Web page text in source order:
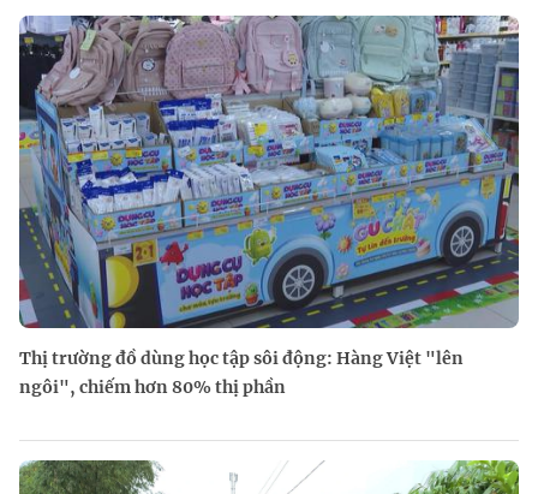
Thị trường đồ dùng học tập sôi động: Hàng Việt "lên
ngôi", chiếm hơn 80% thị phần